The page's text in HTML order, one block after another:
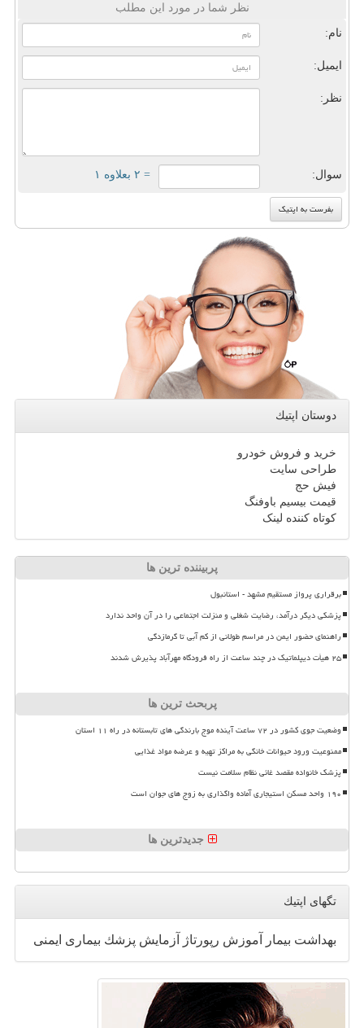
نظر شما در مورد این مطلب
نام:
ایمیل:
نظر:
سوال: = ۲ بعلاوه ۱
دوستان اپتیك
خرید و فروش خودرو
طراحی سایت
فیش حج
قیمت بیسیم باوفنگ
کوتاه کننده لینک
پربیننده ترین ها
برقراری پرواز مستقیم مشهد - استانبول
پزشکی دیگر درآمد، رضایت شغلی و منزلت اجتماعی را در آن واحد ندارد
راهنمای حضور ایمن در مراسم طولانی از کم آبی تا گرمازدگی
۲۵ هیأت دیپلماتیک در چند ساعت از راه فرودگاه مهرآباد پذیرش شدند
پربحث ترین ها
وضعیت جوی کشور در ۷۲ ساعت آینده موج بارندگی های تابستانه در راه ۱۱ استان
ممنوعیت ورود حیوانات خانگی به مراکز تهیه و عرضه مواد غذایی
پزشک خانواده مقصد غائی نظام سلامت نیست
۱۹۰ واحد مسکن استیجاری آماده واگذاری به زوج های جوان است
جدیدترین ها
تگهای اپتیك
بهداشت بیمار آموزش رپورتاژ آزمایش پزشك بیماری ایمنی